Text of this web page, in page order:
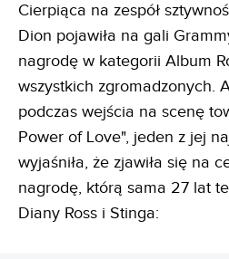
Cierpiąca na zespół
Dion pojawiła na gali
nagrodę w kategorii Album
wszystkich zgromadzonych.
podczas wejścia na scenę
Power of Love", jeden z jej
wyjaśniła, że zjawiła się na
nagrodę, którą sama 27 lat
Diany Ross i Stinga: